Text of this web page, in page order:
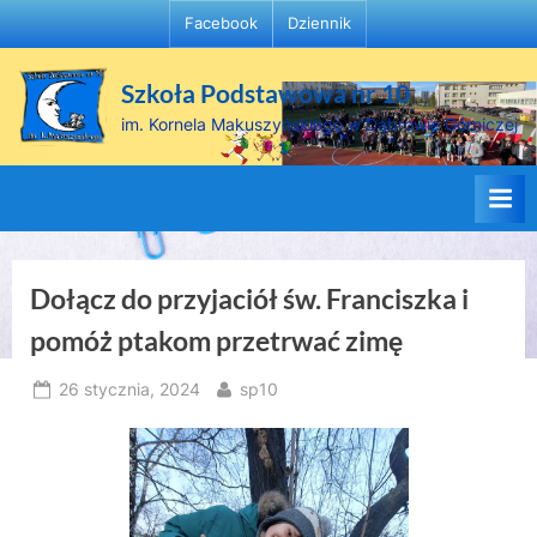
to
content
Facebook Dziennik
Szkoła Podstawowa nr 10
im. Kornela Makuszyńskiego w Dąbrowie Górniczej
Dołącz do przyjaciół św. Franciszka i
pomóż ptakom przetrwać zimę
Posted
26 stycznia, 2024 By
sp10